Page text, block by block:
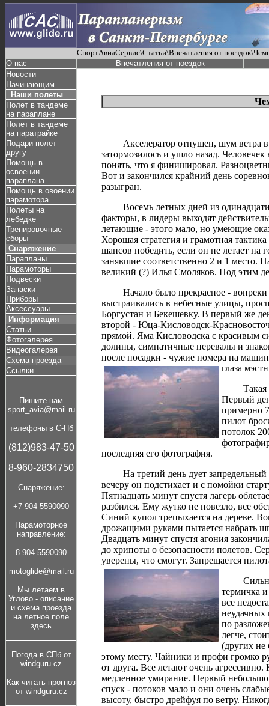
СпортАвиаСервис\Статьи\Впечатления от
О нас
Новости
Начинающим
Наши полеты
Полет в тандеме
на параплане
Полет в тандеме
на паратрайке
Подари полет
другу
Помощь в
освоении
параплана
Помощь в овоении
парамотора
Полеты на
лебедке
Тренировочные
сборы
Снаряжение
Парапланы
Парамоторы
Подвески
Запаски
Приборы
Аксессуары
Информация
Статьи
Фотогалерея
Видеогалерея
Схема проезда
Ссылки
Пишите нам
sport_avia@mail.ru
телефоны в С-Пб
(812)983-47-50
8-960-2834750
Cнаряжение:
+7-904-5590090
Парамоторное
направление:
8-904-5590090
motoglide@mail.ru
Мы летаем в
Углово - описание
и cхема проезда
на летное поле
здесь
Погода в СПб от
windguru.cz
Как читать прогноз
от windguru.cz
Впечатления от поездок
Акселератор отпущен, шум ветра
затормозилось и ушло назад.
понять, что я финишировал.
Вот и закончился крайний день
разыгран.
Восемь летных дней из одинадцати
факторы, в лидеры выходят
летающие - этого мало, но умеющие
Хорошая стратегия и грамотная
шансов победить, если он не летает
занявшие соответственно 2 и 1 место.
великий (?) Илья Смоляков. Под этим
Начало было прекрасное - вопреки
выстраивались в небесные улицы,
Боргустан и Бекешевку. В первый же
второй - Юца-Кисловодск-
прямой. Яма Кисловодска с красивым
долины, симпатичные перевалы и
после посадки - чужие номера на
глаза
Такая
Первый
примерно
пилот
потолок
последняя его фотография.
На третий день дует запредельный
вечеру он подстихает и с помойки
Пятнадцать минут спустя лагерь
разбился. Ему жутко не повезло, все
Синий купол трепыхается на дереве.
дрожащими руками пытается набрать
Двадцать минут спустя агония
до хрипоты о безопасности полетов.
уверены, что смогут. Запрещается
Сильный
термичка
все
неудачных
по
легче,
(других не
этому месту. Чайники и профи громко
от друга. Все летают очень
медленное умирание. Первый
спуск - потоков мало и они очень
высоту, быстро дрейфуя по ветру.